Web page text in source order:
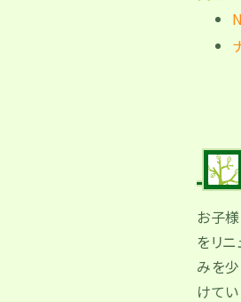
お子
をリ
みを
けてい